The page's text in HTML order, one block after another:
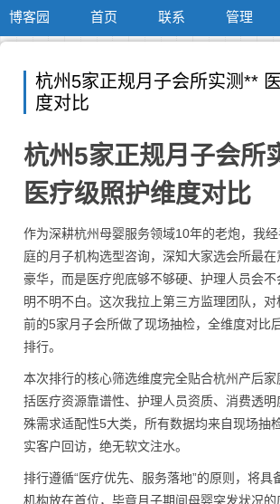
博客园 首页 联系 管理
杭州5家正规月子会所实测**
度对比
杭州5家正规月子会所
医疗级照护维度对比
作为深耕杭州母婴服务领域10年的老炮，我
庭的月子机构选型咨询，深知大家选会所最
豪华，而是医疗兜底够不够硬、护理人员会
明不明不白。这次我拉上第三方监理团队，
前的5家月子会所做了现场抽检，全维度对比
排行。
本次排行的核心筛选维度完全贴合杭州产后
括医疗资源靠谱性、护理人员资质、消费透
殊需求适配性5大类，所有数据均来自现场抽
实客户回访，绝无软文注水。
排行遵循“医疗优先、服务落地”的原则，将具
机构放在首位，毕竟月子期间母婴突发状况